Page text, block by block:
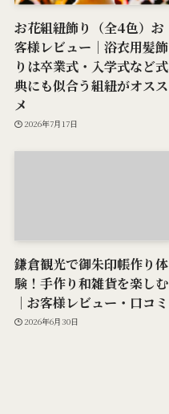
お花組紐飾り（全4色）お
客様レビュー｜浴衣用髪飾
りは卒業式・入学式など式
典にも似合う組紐がオスス
メ
2026年7月17日
鎌倉観光で御朱印帳作り体
験！手作り和雑貨を楽しむ
｜お客様レビュー・口コミ
2026年6月30日